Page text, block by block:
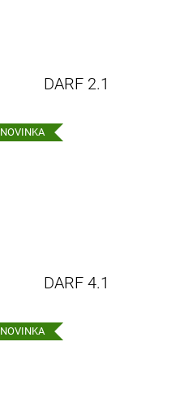
DARF 2.1
NOVINKA
DARF 4.1
NOVINKA